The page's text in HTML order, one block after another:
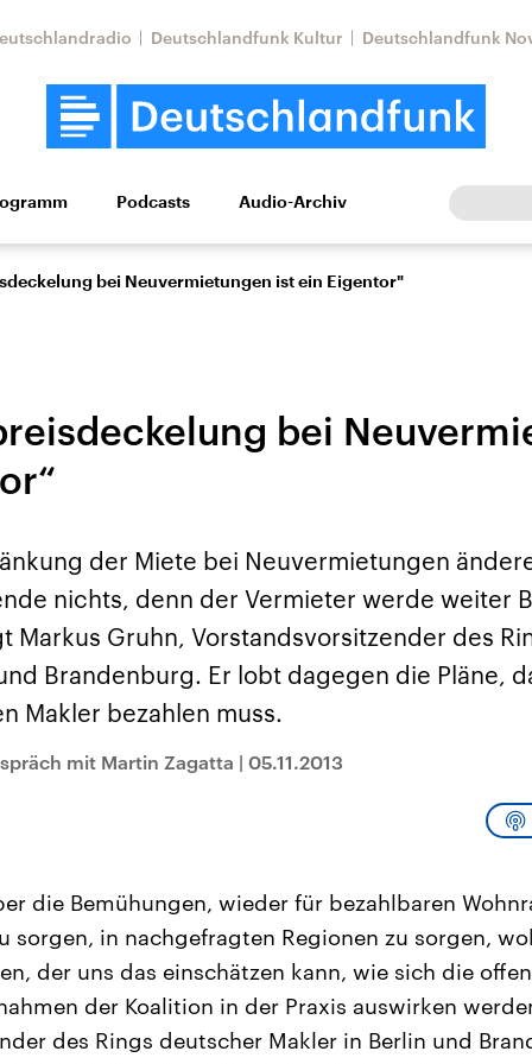
Deutschlandfunk Kultur Deutschlandfunk
Wissen Kultur Europa
und
gehören die
Staaten zu
der Erde, mit
Einfluss auf das
Weltgeschehen.
Der Überfall der
palästinensischen
Terrororganisation
Hamas im Oktober 2023
auf Israel hat in der
Region wieder die
Gewalt entfacht. Israel
möchte die Hamas
zerstören. Diese wird wie
die Hisbollah im Libanon
Der Iran – seit der
Islamischen
1979 auch
Republik Iran – ist
von einem
Religionsführer
regierter Staat im
Osten. Eine
Podcasts Audio-Archiv
bei Neuvermietungen ist ein Eigentor"
bei
der Miete bei Neuvermietungen
nichts, denn der Vermieter werde weiter
Markus Gruhn, Vorstandsvorsitzender des
Brandenburg. Er lobt dagegen die Pläne,
Makler bezahlen muss.
mit Martin Zagatta | 05.11.2013
die Bemühungen, wieder für bezahlbaren
sorgen, in nachgefragten Regionen zu sorgen,
der uns das einschätzen kann, wie sich die
der Koalition in der Praxis auswirken
des Rings deutscher Makler in Berlin und